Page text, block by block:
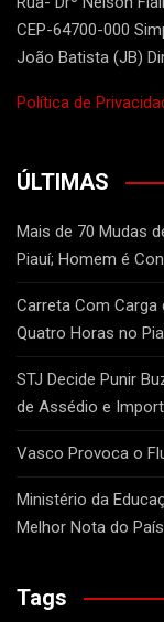
CEP-64700-000
João Batista (JB)
Política de
ÚLTIMAS
Mais de 70 Mudas
Piauí; Homem é
Carreta Com Carga
Quatro Horas no
STJ Decide Punir
de Assédio e
Vasco Provoca o
Ministério da
Melhor Nota do País
Tags